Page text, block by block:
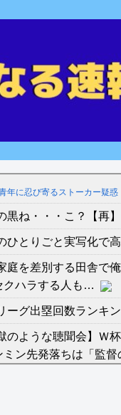
年に忍び寄るストーカー疑惑
黒ね・・・こ？【再】
ひとりごと実写化で
庭を差別する田舎で
クハラする人も…
ーグ出塁回数ランキ
のような聴聞会】Ｗ
ミン先発落ちは「監督